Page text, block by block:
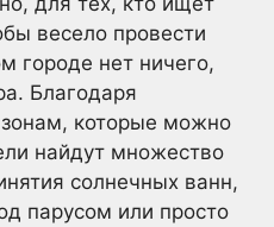
весело провести
городе нет ничего,
Благодаря
которые можно
найдут множество
солнечных ванн,
парусом или просто